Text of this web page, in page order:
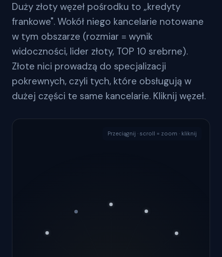
Duży złoty węzeł pośrodku to „kredyty
frankowe". Wokół niego kancelarie notowane
w tym obszarze (rozmiar = wynik
widoczności, lider złoty, TOP 10 srebrne).
Złote nici prowadzą do specjalizacji
pokrewnych, czyli tych, które obsługują w
dużej części te same kancelarie. Kliknij węzeł.
Przeciągnij · scroll = zoom · kliknij